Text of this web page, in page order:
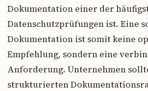
Dokumentation einer der
Datenschutzprüfungen ist. Eine
Dokumentation ist somit keine
Empfehlung, sondern eine
Anforderung. Unternehmen
strukturierten